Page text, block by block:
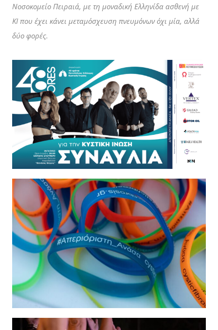
Νοσοκομείο Πειραιά, με τη μοναδική Ελληνίδα ασθενή με
ΚΙ που έχει κάνει μεταμόσχευση πνευμόνων όχι μία, αλλά
δύο φορές.